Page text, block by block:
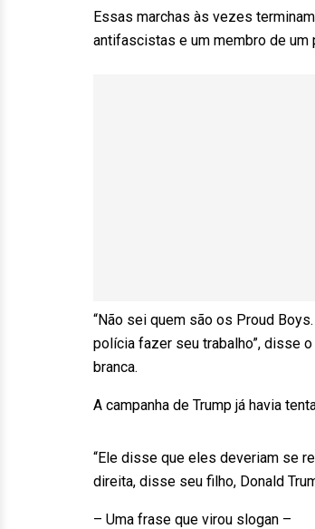
Essas marchas às vezes
antifascistas e um membro de
“Não sei quem são os Proud
polícia fazer seu trabalho”, disse
branca.
A campanha de Trump já havia
“Ele disse que eles deveriam se
direita, disse seu filho, Donald
– Uma frase que virou slogan –